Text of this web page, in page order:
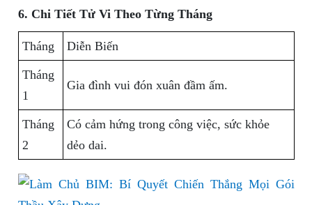
6. Chi Tiết Tử Vi Theo Từng Tháng
Tháng Diễn Biến
Tháng
1
Gia đình vui đón xuân đầm ấm.
Tháng
2
Có cảm hứng trong công việc, sức khỏe
dẻo dai.